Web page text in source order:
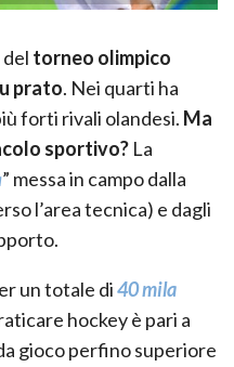
del torneo olimpico
prato. Nei quarti ha
forti rivali olandesi. Ma
sportivo? La
” messa in campo dalla
l’area tecnica) e dagli
un totale di40 mila
hockey è pari a
gioco perfino superiore